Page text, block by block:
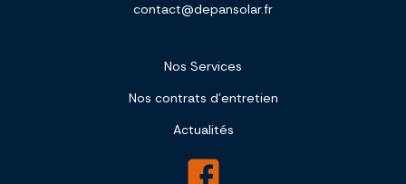
contact@depansolar.fr
Nos Services
Nos contrats d’entretien
Actualités